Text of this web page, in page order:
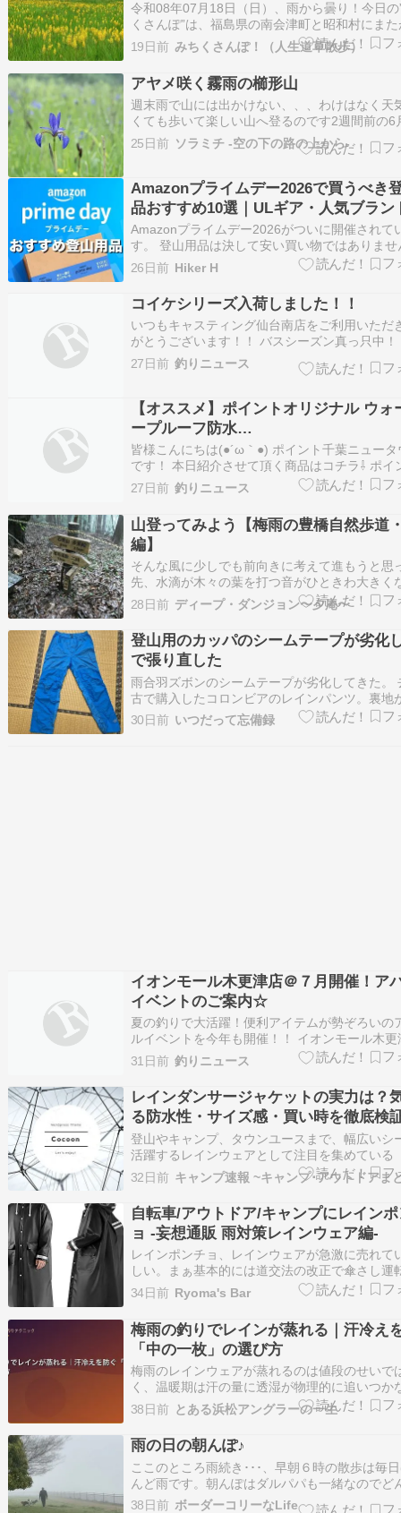
令和08年07月18日（日）、雨から曇り！今日の
くさんぽ”は、福島県の南会津町と昭和村にまた
る、国指定の特別天然記念物：駒止湿原を訪ね
た。おお天気はどんより曇り空でしたが、夏の
咲き始めていました(*^^)v！そのお花がこれだ
('ω'*)アハ♪????キンコ…
19日前 みちくさんぽ！（人生道草散歩）
アヤメ咲く霧雨の櫛形山
週末雨で山には出かけない、、、わけはなく天
くても歩いて楽しい山へ登るのです2週間前の6
雨降る日曜この週末は台風7号8号の影響で全国
だけど、影響が少なそうな南アルプス市の櫛形
霧雨で視界ゼロ登っているのはお隣…
25日前 ソラミチ -空の下の路の上から-
Amazonプライムデー2026で買うべき
品おすすめ10選｜ULギア・人気ブラン
お得に購入するチャンス
Amazonプライムデー2026がついに開催されて
す。 登山用品は決して安い買い物ではありませ
のため、年に一度の大型セールは欲しかったギ
得に購入できる絶好のタイミングです。 レイ
やザック、トレッキングシューズはもちろん、
ルバッテリーやヘッドライトな…
26日前 Hiker H
コイケシリーズ入荷しました！！
いつもキャスティング仙台南店をご利用いただ
がとうございます！！ バスシーズン真っ只中！
さんバスは釣れていますか、、、 なかなか、大
スが釣れていませんが、そんな時はこれがあれ
かったあのデカバスが釣れる…
27日前 釣りニュース
【オススメ】ポイントオリジナル ウォ
ープルーフ防水…
皆様こんにちは(●´ω｀●) ポイント千葉ニュータ
です！ 本日紹介させて頂く商品はコチラ⇩ ポイ
リジナル XOOX ウォータープルーフ防水スプ
ちらの商品の特徴は、 ①透湿生地に対応！ ②
もキープしたまま 水や汚れをしっかり弾く！
に配慮した、 P…
27日前 釣りニュース
山登ってみよう【梅雨の豊橋自然歩道
編】
そんな風に少しでも前向きに考えて進もうと思
先、水滴が木々の葉を打つ音がひときわ大きく
た。東山への登りに取り掛かってからこっち、
に葉に着いた水の粒が地面に向かって落ちるよ
は終始聞こえていたが、それが大きくなった。
じ、風に揺さぶられて露が滴り落ちているの…
28日前 ディープ・ダンジョン〜夕庵〜
登山用のカッパのシームテープが劣化
で張り直した
雨合羽ズボンのシームテープが劣化してきた。
古で購入したコロンビアのレインパンツ。裏地
ミ蒸着になっていて、保温性に優れている。 ま
山用のカッパなので、非常に動きやすい。 彼
30日前 いつだって忘備録
イオンモール木更津店＠７月開催！ア
イベントのご案内☆
夏の釣りで大活躍！便利アイテムが勢ぞろいの
ルイベントを今年も開催！！ イオンモール木更
とうです。 夏の釣りで大活躍の便利アイテムが
ろいするアパレルイベントを今年も開催します
☆FREEZE TECH・DANGSHADES・UCHIKO
売会☆ ＜日時＞…
31日前 釣りニュース
レインダンサージャケットの実力は？
る防水性・サイズ感・買い時を徹底検
登山やキャンプ、タウンユースまで、幅広いシ
活躍するレインウェアとして注目を集めている
ンダンサージャケット」。ただ、実際のところ
くらい防水性が高いの？」「サイズ感はどう？
うならどこがお得？」と、購入前に気になるポ
は尽きませんよね。 結論から言うと、こ…
32日前 キャンプ速報 ~キャンプ･アウトドアま
自転車/アウトドア/キャンプにレイン
ョ -妄想通販 雨対策レインウェア編-
レインポンチョ、レインウェアが急激に売れて
しい。まぁ基本的には道交法の改正で傘さし運
足して罰則及び罰金が設定されたからだと思う
ど、店頭販売では品切れ続出らしい。まだまだ
し、梅雨明けしても夕立ちや台風なども含めて
は必要だから、調べてみた。足元近くまでカ…
34日前 Ryoma's Bar
梅雨の釣りでレインが蒸れる｜汗冷え
「中の一枚」の選び方
梅雨のレインウェアが蒸れるのは値段のせいで
く、温暖期は汗の量に透湿が物理的に追いつか
造が原因です。買い替える前に、肌に当たる一
から化繊速乾やメリノに変えるのが、汗冷えを
スパ最強の対策。換気と着替えのコツまで解説
す。
38日前 とある浜松アングラーの一生
雨の日の朝んぽ♪
ここのところ雨続き･･･、早朝６時の散歩は毎
んど雨です。朝んぽはダルパパも一緒なのでど
凄い雨でも大抵は行きます。雨が降っている時
38日前 ボーダーコリーなLife